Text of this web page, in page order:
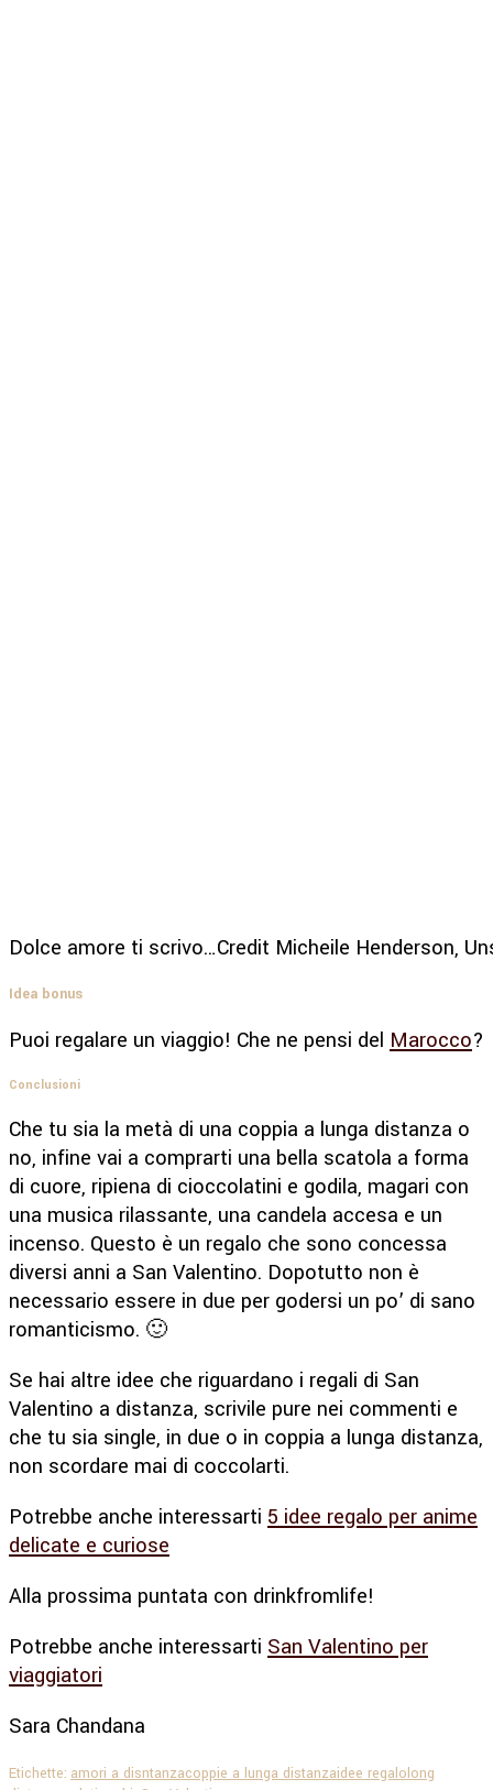
Dolce amore ti scrivo…Credit Micheile Henderson,
Idea bonus
Puoi regalare un viaggio! Che ne pensi del Marocco?
Conclusioni
Che tu sia la metà di una coppia a lunga distanza o
no, infine vai a comprarti una bella scatola a forma
di cuore, ripiena di cioccolatini e godila, magari con
una musica rilassante, una candela accesa e un
incenso. Questo è un regalo che sono concessa
diversi anni a San Valentino. Dopotutto non è
necessario essere in due per godersi un po’ di sano
romanticismo. 🙂
Se hai altre idee che riguardano i regali di San
Valentino a distanza, scrivile pure nei commenti e
che tu sia single, in due o in coppia a lunga distanza,
non scordare mai di coccolarti.
Potrebbe anche interessarti 5 idee regalo per anime
delicate e curiose
Alla prossima puntata con drinkfromlife!
Potrebbe anche interessarti San Valentino per
viaggiatori
Sara Chandana
Etichette: amori a disntanzacoppie a lunga distanzaidee regalolong